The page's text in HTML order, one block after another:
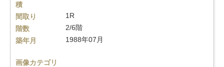
積
間取り
1R
階数
2/6階
築年月
1988年07月
画像カテゴリ